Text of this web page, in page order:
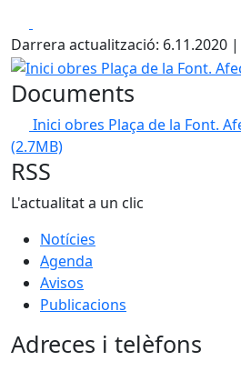
Darrera actualització: 6.11.2020 |
Inici obres Plaça de la Font.
Documents
Inici obres Plaça de la Font.
(2.7MB)
RSS
L'actualitat a un clic
Notícies
Agenda
Avisos
Publicacions
Adreces i telèfons